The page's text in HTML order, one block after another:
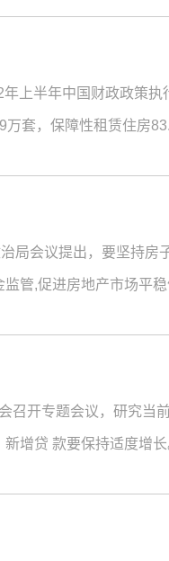
上半年中国财政政策
万套，保障性租赁住房
局会议提出，要坚持房
管,促进房地产市场平稳
召开专题会议，研究当
增贷 款要保持适度增长